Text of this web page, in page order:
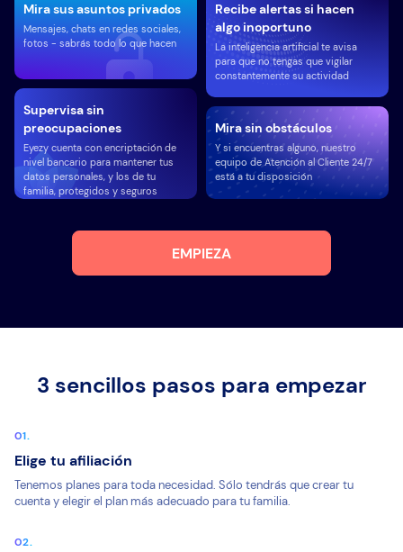
Supervisa sin
preocupaciones
Eyezy cuenta con encriptación de
nivel bancario para mantener tus
datos personales, y los de tu
familia, protegidos y seguros
Mira sus asuntos privados
Mensajes, chats en redes sociales,
fotos - sabrás todo lo que hacen
Recibe alertas si hacen
algo inoportuno
La inteligencia artificial te avisa
para que no tengas que vigilar
constantemente su actividad
Mira sin obstáculos
Y si encuentras alguno, nuestro
equipo de Atención al Cliente 24/7
está a tu disposición
EMPIEZA
3 sencillos pasos para empezar
Elige tu afiliación
Tenemos planes para toda necesidad. Sólo tendrás que crear tu
cuenta y elegir el plan más adecuado para tu familia.